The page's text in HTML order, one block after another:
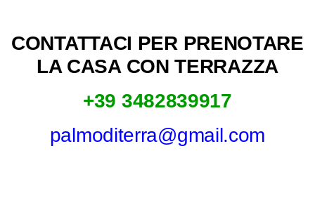
CONTATTACI PER PRENOTARE
LA CASA CON TERRAZZA
+39 3482839917
palmoditerra@gmail.com